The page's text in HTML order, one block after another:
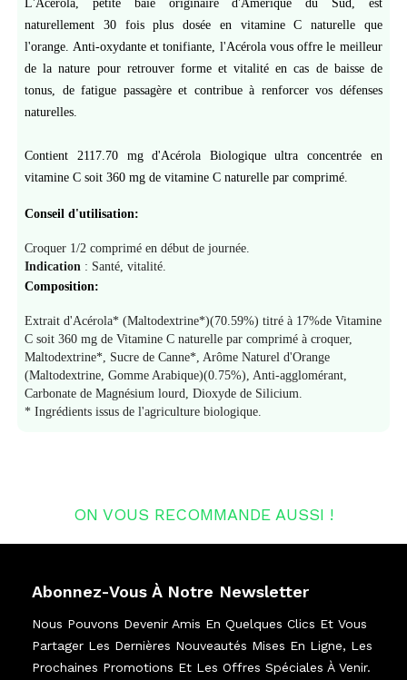
L'Acérola, petite baie originaire d'Amérique du Sud, est
naturellement 30 fois plus dosée en vitamine C naturelle que
l'orange. Anti-oxydante et tonifiante, l'Acérola vous offre le meilleur
de la nature pour retrouver forme et vitalité en cas de baisse de
tonus, de fatigue passagère et contribue à renforcer vos défenses
naturelles.
Contient 2117.70 mg d'Acérola Biologique ultra concentrée en
vitamine C soit 360 mg de vitamine C naturelle par comprimé.
Conseil d'utilisation:
Croquer 1/2 comprimé en début de journée.
Indication : Santé, vitalité.
Composition:
Extrait d'Acérola* (Maltodextrine*)(70.59%) titré à 17%de Vitamine
C soit 360 mg de Vitamine C naturelle par comprimé à croquer,
Maltodextrine*, Sucre de Canne*, Arôme Naturel d'Orange
(Maltodextrine, Gomme Arabique)(0.75%), Anti-agglomérant,
Carbonate de Magnésium lourd, Dioxyde de Silicium.
* Ingrédients issus de l'agriculture biologique.
ON VOUS RECOMMANDE AUSSI !
Abonnez-Vous À Notre Newsletter
Nous Pouvons Devenir Amis En Quelques Clics Et Vous
Partager Les Dernières Nouveautés Mises En Ligne, Les
Prochaines Promotions Et Les Offres Spéciales À Venir.